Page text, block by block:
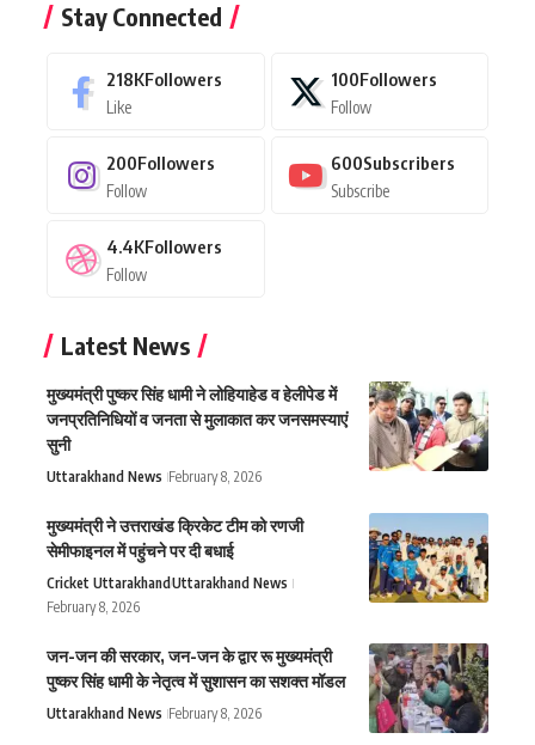
Stay Connected
218KFollowers
Like
100Followers
Follow
200Followers
Follow
600Subscribers
Subscribe
4.4KFollowers
Follow
Latest News
मुख्यमंत्री पुष्कर सिंह धामी ने लोहियाहेड व हेलीपेड में
जनप्रतिनिधियों व जनता से मुलाकात कर जनसमस्याएं
सुनी
Uttarakhand News February 8, 2026
मुख्यमंत्री ने उत्तराखंड क्रिकेट टीम को रणजी
सेमीफाइनल में पहुंचने पर दी बधाई
Cricket UttarakhandUttarakhand News
February 8, 2026
जन-जन की सरकार, जन-जन के द्वार रू मुख्यमंत्री
पुष्कर सिंह धामी के नेतृत्व में सुशासन का सशक्त मॉडल
Uttarakhand News February 8, 2026